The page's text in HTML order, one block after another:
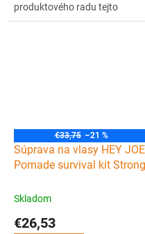
produktového radu tejto
španielskej značky. Okrem
€33,75 –21 %
Súprava na vlasy HEY JOE
Pomade survival kit Strong
Skladom
€26,53